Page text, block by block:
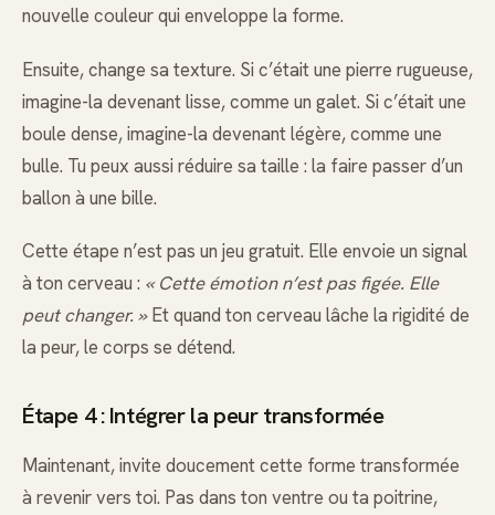
nouvelle couleur qui enveloppe la forme.
Ensuite, change sa texture. Si c’était une pierre rugueuse,
imagine-la devenant lisse, comme un galet. Si c’était une
boule dense, imagine-la devenant légère, comme une
bulle. Tu peux aussi réduire sa taille : la faire passer d’un
ballon à une bille.
Cette étape n’est pas un jeu gratuit. Elle envoie un signal
à ton cerveau : « Cette émotion n’est pas figée. Elle
peut changer. »Et quand ton cerveau lâche la rigidité de
la peur, le corps se détend.
Étape 4 : Intégrer la peur transformée
Maintenant, invite doucement cette forme transformée
à revenir vers toi. Pas dans ton ventre ou ta poitrine,